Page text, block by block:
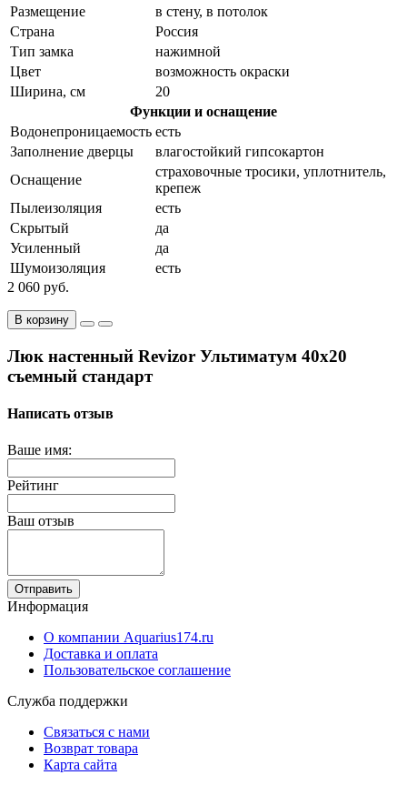
Размещение
в стену, в потолок
Страна
Россия
Тип замка
нажимной
Цвет
возможность окраски
Ширина, см
20
Функции и оснащение
Водонепроницаемость есть
Заполнение дверцы
влагостойкий гипсокартон
Оснащение
страховочные тросики, уплотнитель,
крепеж
Пылеизоляция
есть
Скрытый
да
Усиленный
да
Шумоизоляция
есть
2 060 руб.
В корзину
Люк настенный Revizor Ультиматум 40x20
съемный стандарт
Написать отзыв
Ваше имя:
Рейтинг
Ваш отзыв
Отправить
Информация
О компании Aquarius174.ru
Доставка и оплата
Пользовательское соглашение
Служба поддержки
Связаться с нами
Возврат товара
Карта сайта